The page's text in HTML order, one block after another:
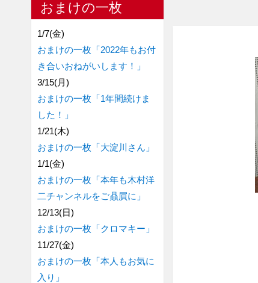
おまけの一枚
1/7(金)
おまけの一枚「2022年もお付
き合いおねがいします！」
3/15(月)
おまけの一枚「1年間続けま
した！」
1/21(木)
おまけの一枚「大淀川さん」
1/1(金)
おまけの一枚「本年も木村洋
二チャンネルをご贔屓に」
12/13(日)
おまけの一枚「クロマキー」
11/27(金)
おまけの一枚「本人もお気に
入り」